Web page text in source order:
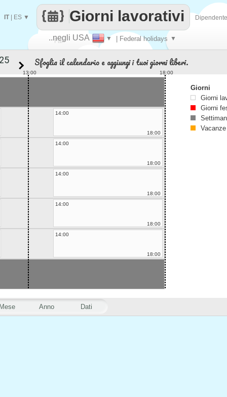
Fai
..negli USA ▼ | Federal holidays ▼
Giorni lavorativi
IT| ES ▼
Anno Dati
Sfoglia il calendario e aggiungi i tuoi giorni liberi.
13:00 18:00
14:00
18:00
14:00
18:00
14:00
18:00
14:00
18:00
14:00
18:00
Giorni
Giorni
Giorni
Vacanze